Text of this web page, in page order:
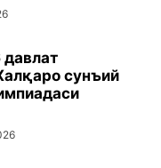
сунъий